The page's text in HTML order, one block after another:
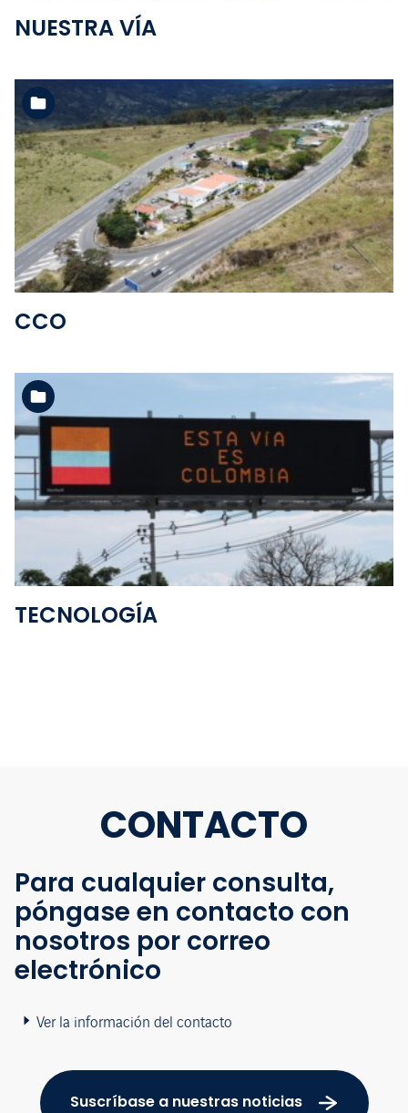
NUESTRA VÍA
Ver la carpeta
CCO
Ver la carpeta
TECNOLOGÍA
CONTACTO
Para cualquier consulta,
póngase en contacto con
nosotros por correo
electrónico
Ver la información del contacto
Suscríbase a nuestras noticias